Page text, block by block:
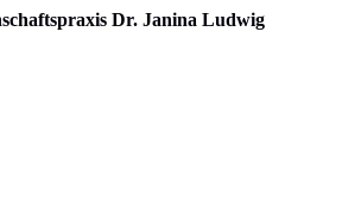
Dr. Janina Ludwig